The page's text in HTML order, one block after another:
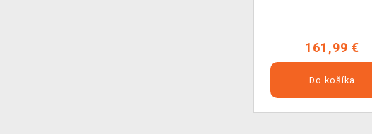
161,99 €
Do košíka